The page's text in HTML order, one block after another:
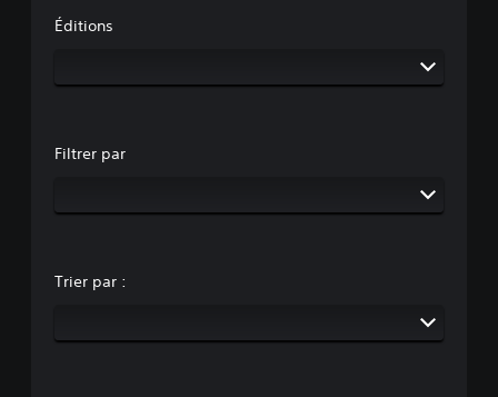
Éditions
Filtrer par
Trier par :